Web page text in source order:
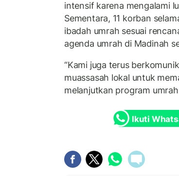
intensif karena mengalami
Sementara, 11 korban
ibadah umrah sesuai
agenda umrah di Madinah
“Kami juga terus
muassasah lokal untuk
melanjutkan program
Ikuti